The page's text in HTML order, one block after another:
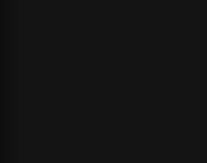
• São José dos Campos/